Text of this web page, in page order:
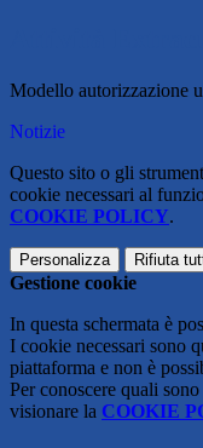
Modello autorizzazione
Notizie
Questo sito o gli
cookie necessari al
COOKIE POLICY.
Personalizza Rifiuta
Gestione cookie
In questa schermata è
I cookie necessari sono
piattaforma e non è
Per conoscere quali
visionare la COOKIE